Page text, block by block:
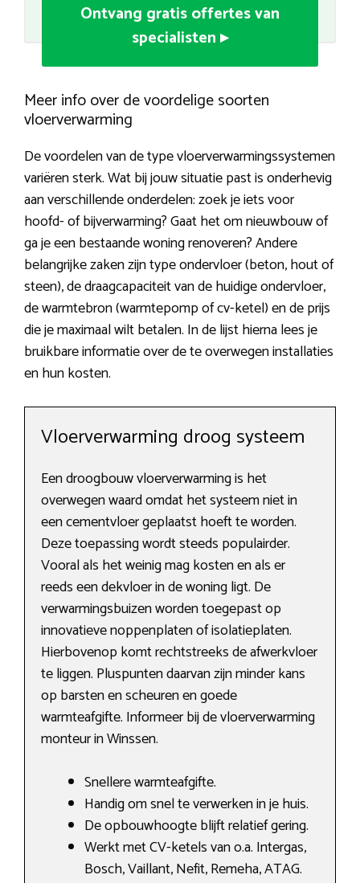
Ontvang gratis offertes van
specialisten ▸
Meer info over de voordelige soorten
vloerverwarming
De voordelen van de type vloerverwarmingssystemen
variëren sterk. Wat bij jouw situatie past is onderhevig
aan verschillende onderdelen: zoek je iets voor
hoofd- of bijverwarming? Gaat het om nieuwbouw of
ga je een bestaande woning renoveren? Andere
belangrijke zaken zijn type ondervloer (beton, hout of
steen), de draagcapaciteit van de huidige ondervloer,
de warmtebron (warmtepomp of cv-ketel) en de prijs
die je maximaal wilt betalen. In de lijst hierna lees je
bruikbare informatie over de te overwegen installaties
en hun kosten.
Vloerverwarming droog systeem
Een droogbouw vloerverwarming is het
overwegen waard omdat het systeem niet in
een cementvloer geplaatst hoeft te worden.
Deze toepassing wordt steeds populairder.
Vooral als het weinig mag kosten en als er
reeds een dekvloer in de woning ligt. De
verwarmingsbuizen worden toegepast op
innovatieve noppenplaten of isolatieplaten.
Hierbovenop komt rechtstreeks de afwerkvloer
te liggen. Pluspunten daarvan zijn minder kans
op barsten en scheuren en goede
warmteafgifte. Informeer bij de vloerverwarming
monteur in Winssen.
Snellere warmteafgifte.
Handig om snel te verwerken in je huis.
De opbouwhoogte blijft relatief gering.
Werkt met CV-ketels van o.a. Intergas,
Bosch, Vaillant, Nefit, Remeha, ATAG.